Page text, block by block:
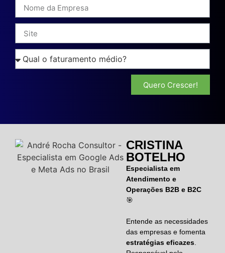
Quero Crescer!
CRISTINA
BOTELHO
Especialista em
Atendimento e
Operações B2B e B2C
🎯
Entende as necessidades
das empresas e fomenta
estratégias eficazes.